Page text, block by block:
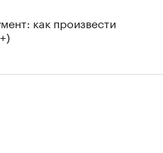
как произвести